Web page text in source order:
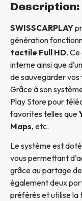
Description:
SWISSCARPLAY
génération
tactile Full HD.
interne ainsi que d’un
de sauvegarder vos
Grâce à son
Play Store pour
favorites telles que
Maps, etc.
Le système est doté
vous permettant
grâce au partage
également deux
préférés et utilise la